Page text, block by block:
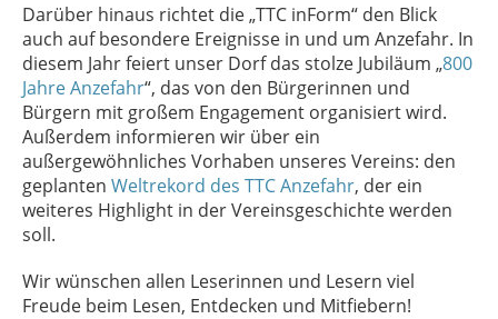
Darüber hinaus richtet die „TTC inForm“ den Blick
auch auf besondere Ereignisse in und um Anzefahr. In
diesem Jahr feiert unser Dorf das stolze Jubiläum „800
Jahre Anzefahr“, das von den Bürgerinnen und
Bürgern mit großem Engagement organisiert wird.
Außerdem informieren wir über ein
außergewöhnliches Vorhaben unseres Vereins: den
geplanten Weltrekord des TTC Anzefahr, der ein
weiteres Highlight in der Vereinsgeschichte werden
soll.
Wir wünschen allen Leserinnen und Lesern viel
Freude beim Lesen, Entdecken und Mitfiebern!